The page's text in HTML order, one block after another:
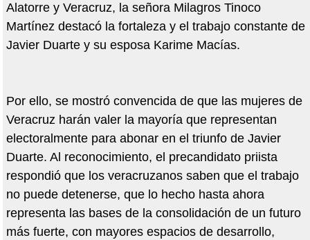
Alatorre y Veracruz, la señora Milagros Tinoco
Martínez destacó la fortaleza y el trabajo constante de
Javier Duarte y su esposa Karime Macías.
Por ello, se mostró convencida de que las mujeres de
Veracruz harán valer la mayoría que representan
electoralmente para abonar en el triunfo de Javier
Duarte. Al reconocimiento, el precandidato priista
respondió que los veracruzanos saben que el trabajo
no puede detenerse, que lo hecho hasta ahora
representa las bases de la consolidación de un futuro
más fuerte, con mayores espacios de desarrollo,